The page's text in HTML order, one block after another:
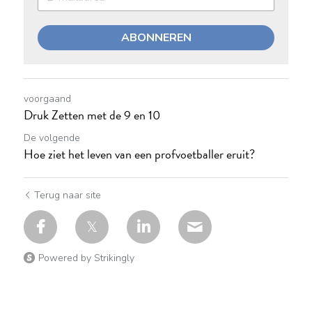
ABONNEREN
voorgaand
Druk Zetten met de 9 en 10
De volgende
Hoe ziet het leven van een profvoetballer eruit?
Terug naar site
Powered by Strikingly